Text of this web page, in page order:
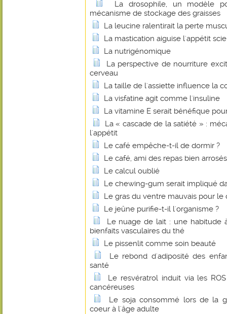
La drosophile, un modèle
mécanisme de stockage des graisses
La leucine ralentirait la perte
La mastication aiguise l'appétit
La nutrigénomique
La perspective de nourriture
cerveau
La taille de l'assiette influence la
La visfatine agit comme l'insuline
La vitamine E serait bénéfique
La « cascade de la satiété » :
l'appétit
Le café empêche-t-il de dormir ?
Le café, ami des repas bien
Le calcul oublié
Le chewing-gum serait impliqué
Le gras du ventre mauvais pour le
Le jeûne purifie-t-il l'organisme ?
Le nuage de lait : une habitude
bienfaits vasculaires du thé
Le pissenlit comme soin beauté
Le rebond d'adiposité des
santé
Le resvératrol induit via les
cancéreuses
Le soja consommé lors de la
coeur à l'âge adulte